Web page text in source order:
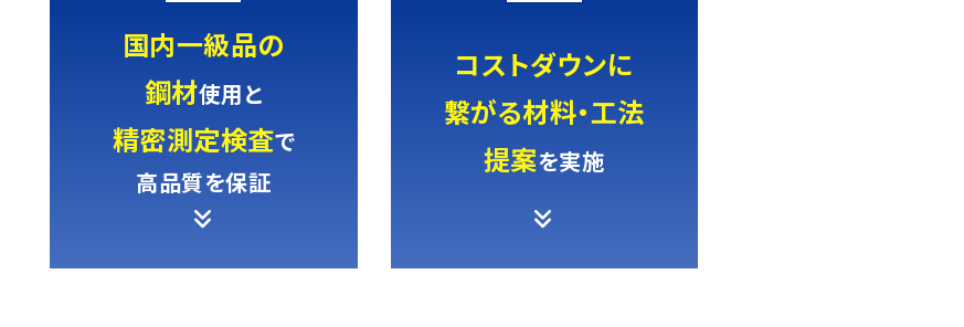
国内一級品の
鋼材使用と
精密測定検査で
高品質を保証
コストダウンに
繋がる材料・工法
提案を実施